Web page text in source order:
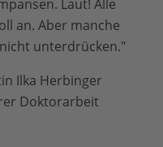
Laut! Alle
an. Aber manche
unterdrücken."
Ilka Herbinger
Doktorarbeit